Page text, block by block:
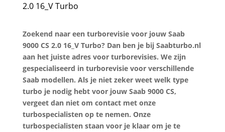
2.0 16_V Turbo
Zoekend naar een turborevisie voor jouw Saab
9000 CS 2.0 16_V Turbo? Dan ben je bij Saabturbo.nl
aan het juiste adres voor turborevisies. We zijn
gespecialiseerd in turborevisie voor verschillende
Saab modellen. Als je niet zeker weet welk type
turbo je nodig hebt voor jouw Saab 9000 CS,
vergeet dan niet om contact met onze
turbospecialisten op te nemen. Onze
turbospecialisten staan voor je klaar om je te